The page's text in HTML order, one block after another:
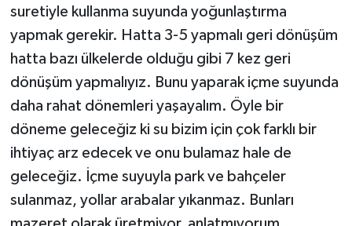
suretiyle kullanma suyunda yoğunlaştırma
yapmak gerekir. Hatta 3-5 yapmalı geri dönüşüm
hatta bazı ülkelerde olduğu gibi 7 kez geri
dönüşüm yapmalıyız. Bunu yaparak içme suyunda
daha rahat dönemleri yaşayalım. Öyle bir
döneme geleceğiz ki su bizim için çok farklı bir
ihtiyaç arz edecek ve onu bulamaz hale de
geleceğiz. İçme suyuyla park ve bahçeler
sulanmaz, yollar arabalar yıkanmaz. Bunları